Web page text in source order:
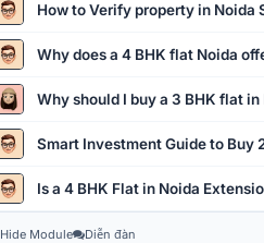
How to Verify property in Noida
Why does a 4 BHK flat Noida
Why should I buy a 3 BHK flat
Smart Investment Guide to Buy
Is a 4 BHK Flat in Noida
Hide Module Diễn đàn